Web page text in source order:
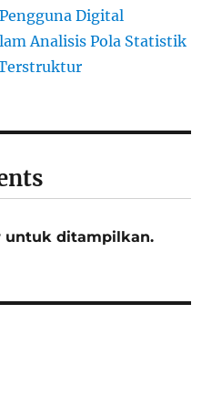
Digital
Analisis Pola Statistik
untuk ditampilkan.